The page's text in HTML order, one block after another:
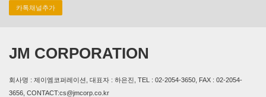
카톡채널추가
JM CORPORATION
회사명 : 제이엠코퍼레이션, 대표자 : 하은진, TEL : 02-2054-3650, FAX : 02-2054-
3656, CONTACT:cs@jmcorp.co.kr